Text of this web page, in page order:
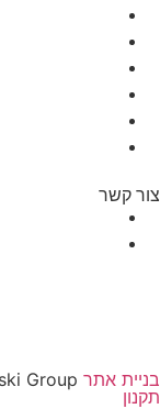
צור קשר
בניית אתר
תקנון